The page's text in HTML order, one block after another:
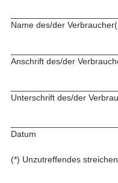
Name des/der
Anschrift des/der
Unterschrift des/der
Datum
(*) Unzutreffendes streichen